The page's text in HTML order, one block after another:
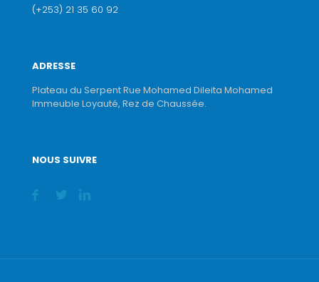
(+253) 21 35 60 92
ADRESSE
Plateau du Serpent Rue Mohamed Dileita Mohamed
Immeuble Loyauté, Rez de Chaussée.
NOUS SUIVRE